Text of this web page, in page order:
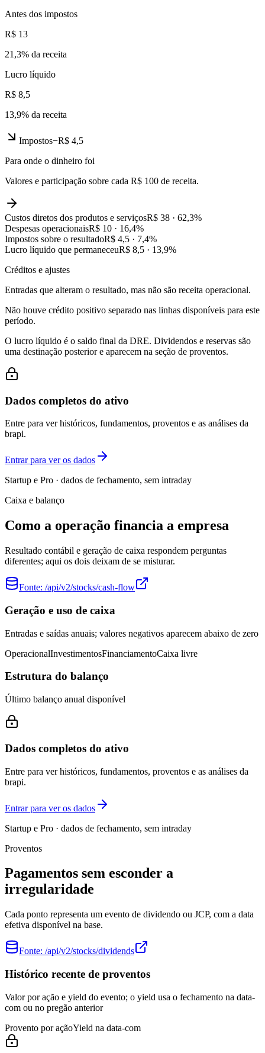
Antes dos impostos
R$ 13
21,3% da receita
Lucro líquido
R$ 8,5
13,9% da receita
Impostos−R$ 4,5
Para onde o dinheiro foi
Valores e participação sobre cada R$ 100 de receita.
Custos diretos dos produtos e serviçosR$ 38 · 62,3%
Despesas operacionaisR$ 10 · 16,4%
Impostos sobre o resultadoR$ 4,5 · 7,4%
Lucro líquido que permaneceuR$ 8,5 · 13,9%
Créditos e ajustes
Entradas que alteram o resultado, mas não são receita operacional.
Não houve crédito positivo separado nas linhas disponíveis para este
período.
O lucro líquido é o saldo final da DRE. Dividendos e reservas são
uma destinação posterior e aparecem na seção de proventos.
Dados completos do ativo
Entre para ver históricos, fundamentos, proventos e as análises da
brapi.
Entrar para ver os dados
Startup e Pro · dados de fechamento, sem intraday
Caixa e balanço
Como a operação financia a empresa
Resultado contábil e geração de caixa respondem perguntas
diferentes; aqui os dois deixam de se misturar.
Fonte: /api/v2/stocks/cash-flow
Geração e uso de caixa
Entradas e saídas anuais; valores negativos aparecem abaixo de zero
OperacionalInvestimentosFinanciamentoCaixa livre
Estrutura do balanço
Último balanço anual disponível
Dados completos do ativo
Entre para ver históricos, fundamentos, proventos e as análises da
brapi.
Entrar para ver os dados
Startup e Pro · dados de fechamento, sem intraday
Proventos
Pagamentos sem esconder a
irregularidade
Cada ponto representa um evento de dividendo ou JCP, com a data
efetiva disponível na base.
Fonte: /api/v2/stocks/dividends
Histórico recente de proventos
Valor por ação e yield do evento; o yield usa o fechamento na data-
com ou no pregão anterior
Provento por açãoYield na data-com